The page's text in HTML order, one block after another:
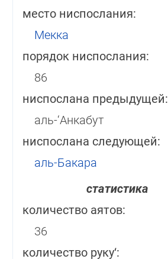
место ниспослания:
Мекка
порядок ниспослания:
86
ниспослана предыдущей:
аль-‘Анкабут
ниспослана следующей:
аль-Бакара
статистика
количество аятов:
36
количество руку‘: